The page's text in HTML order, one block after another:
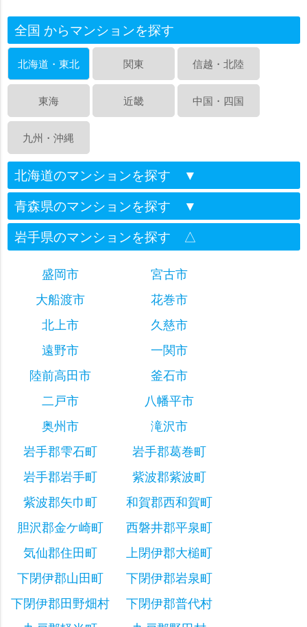
全国 からマンションを探す
北海道・東北 関東 信越・北陸
東海 近畿 中国・四国
九州・沖縄
北海道のマンションを探す ▼
青森県のマンションを探す ▼
岩手県のマンションを探す △
盛岡市
宮古市
大船渡市
花巻市
北上市
久慈市
遠野市
一関市
陸前高田市
釜石市
二戸市
八幡平市
奥州市
滝沢市
岩手郡雫石町
岩手郡葛巻町
岩手郡岩手町
紫波郡紫波町
紫波郡矢巾町
和賀郡西和賀町
胆沢郡金ケ崎町
西磐井郡平泉町
気仙郡住田町
上閉伊郡大槌町
下閉伊郡山田町
下閉伊郡岩泉町
下閉伊郡田野畑村
下閉伊郡普代村